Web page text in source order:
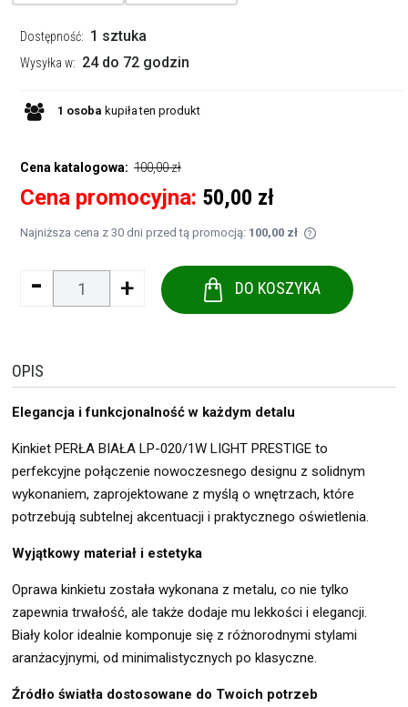
Dostępność: 1 sztuka
Wysyłka w: 24 do 72 godzin
1 osoba kupiłaten produkt
Cena katalogowa: 100,00 zł
Cena promocyjna: 50,00 zł
Najniższa cena z 30 dni przed tą promocją: 100,00 zł
Jeżeli produkt
30 dni,
momentu,
- + DO KOSZYKA
OPIS
Elegancja i funkcjonalność w każdym detalu
Kinkiet PERŁA BIAŁA LP-020/1W LIGHT PRESTIGE to
perfekcyjne połączenie nowoczesnego designu z solidnym
wykonaniem, zaprojektowane z myślą o wnętrzach, które
potrzebują subtelnej akcentuacji i praktycznego oświetlenia.
Wyjątkowy materiał i estetyka
Oprawa kinkietu została wykonana z metalu, co nie tylko
zapewnia trwałość, ale także dodaje mu lekkości i elegancji.
Biały kolor idealnie komponuje się z różnorodnymi stylami
aranżacyjnymi, od minimalistycznych po klasyczne.
Źródło światła dostosowane do Twoich potrzeb